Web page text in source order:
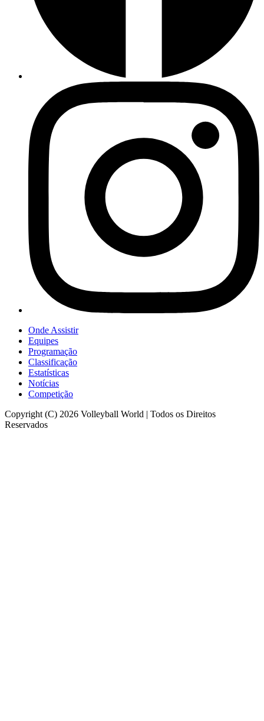
Onde Assistir
Equipes
Programação
Classificação
Estatísticas
Notícias
Competição
Copyright (C) 2026 Volleyball World | Todos os Direitos
Reservados